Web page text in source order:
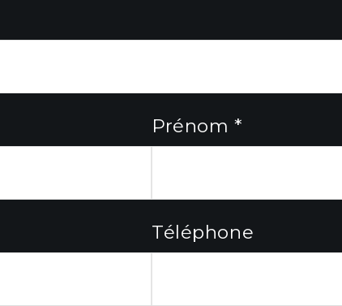
Prénom *
Téléphone